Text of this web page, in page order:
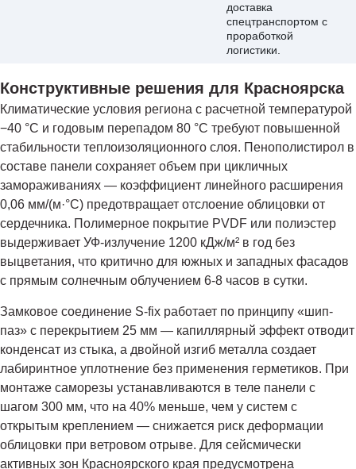
доставка
спецтранспортом с
проработкой
логистики.
Конструктивные решения для Красноярска
Климатические условия региона с расчетной температурой
−40 °C и годовым перепадом 80 °C требуют повышенной
стабильности теплоизоляционного слоя. Пенополистирол в
составе панели сохраняет объем при цикличных
замораживаниях — коэффициент линейного расширения
0,06 мм/(м·°C) предотвращает отслоение облицовки от
сердечника. Полимерное покрытие PVDF или полиэстер
выдерживает УФ-излучение 1200 кДж/м² в год без
выцветания, что критично для южных и западных фасадов
с прямым солнечным облучением 6-8 часов в сутки.
Замковое соединение S-fix работает по принципу «шип-
паз» с перекрытием 25 мм — капиллярный эффект отводит
конденсат из стыка, а двойной изгиб металла создает
лабиринтное уплотнение без применения герметиков. При
монтаже саморезы устанавливаются в теле панели с
шагом 300 мм, что на 40% меньше, чем у систем с
открытым креплением — снижается риск деформации
облицовки при ветровом отрыве. Для сейсмически
активных зон Красноярского края предусмотрена